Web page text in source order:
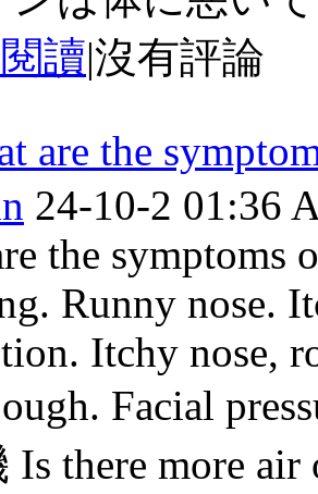
讀|沒有評論
are the
24-10-2 01:36
the symptoms
Runny nose.
Itchy nose,
Facial
there more air